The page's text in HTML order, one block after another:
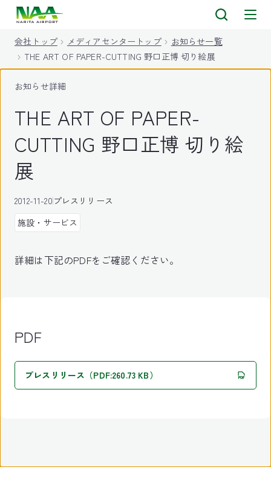
会社トップ メディアセンタートップ
お知らせ一覧
THE ART OF PAPER-CUTTING 野口正博 切り絵展
お知らせ詳細
THE ART OF PAPER-
CUTTING 野口正博 切り絵
展
2012-11-20プレスリリース
施設・サービス
詳細は下記のPDFをご確認ください。
PDF
プレスリリース（PDF:260.73 KB）